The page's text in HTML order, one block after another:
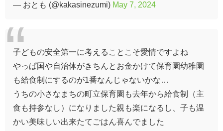
— おとも (@kakasinezumi) May 7, 2024
子どもの安全第一に考えることこそ愛情ですよね
やっぱ国や自治体がきちんとお金かけて保育園幼稚園
も給食制にするのが1番なんじゃないかな…
うちの小さなまちの町立保育園も去年から給食制（主
食も持参なし）になりました親も楽になるし、子も温
かい美味しい出来たてごはん喜んでました